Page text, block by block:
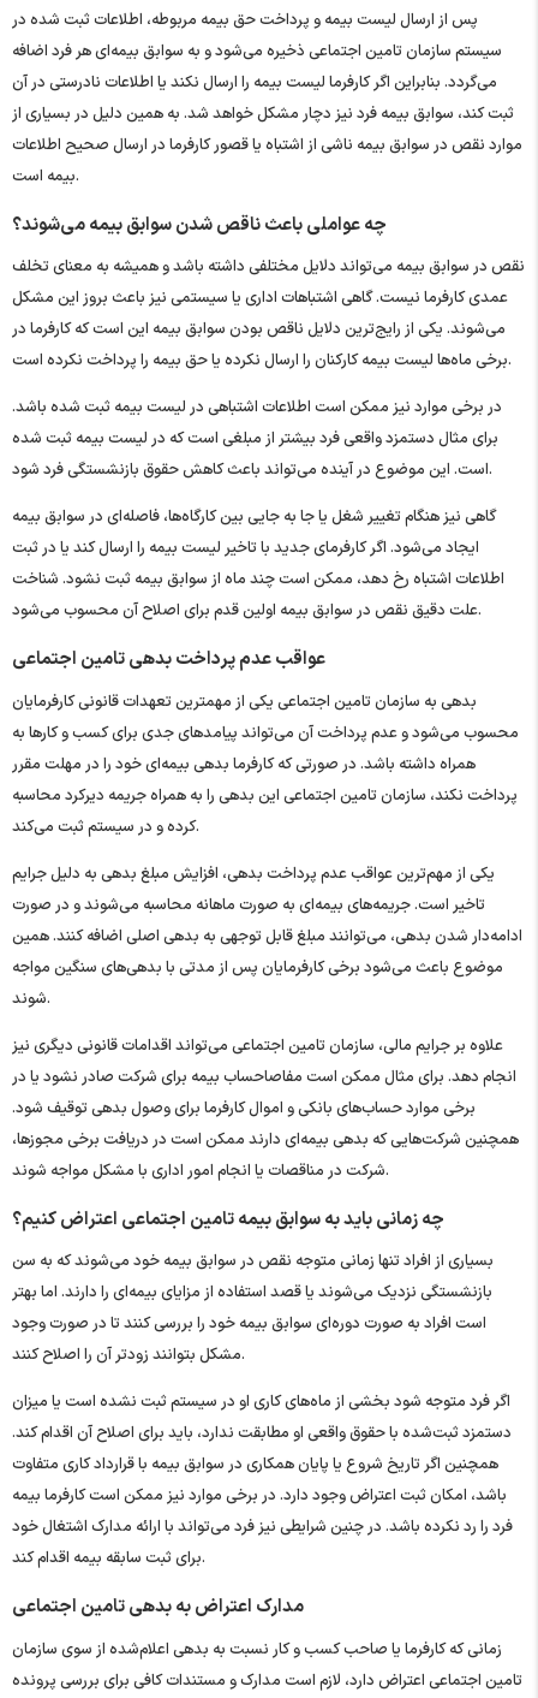
پس از ارسال لیست بیمه و پرداخت حق بیمه مربوطه، اطلاعات ثبت‌ شده در
سیستم سازمان تامین اجتماعی ذخیره می‌شود و به سوابق بیمه‌ای هر فرد اضافه
می‌گردد. بنابراین اگر کارفرما لیست بیمه را ارسال نکند یا اطلاعات نادرستی در آن
ثبت کند، سوابق بیمه فرد نیز دچار مشکل خواهد شد. به همین دلیل در بسیاری از
موارد نقص در سوابق بیمه ناشی از اشتباه یا قصور کارفرما در ارسال صحیح اطلاعات
بیمه است.
چه عواملی باعث ناقص شدن سوابق بیمه می‌شوند؟
نقص در سوابق بیمه می‌تواند دلایل مختلفی داشته باشد و همیشه به معنای تخلف
عمدی کارفرما نیست. گاهی اشتباهات اداری یا سیستمی نیز باعث بروز این مشکل
می‌شوند. یکی از رایج‌ترین دلایل ناقص بودن سوابق بیمه این است که کارفرما در
برخی ماه‌ها لیست بیمه کارکنان را ارسال نکرده یا حق بیمه را پرداخت نکرده است.
در برخی موارد نیز ممکن است اطلاعات اشتباهی در لیست بیمه ثبت شده باشد.
برای مثال دستمزد واقعی فرد بیشتر از مبلغی است که در لیست بیمه ثبت شده
است. این موضوع در آینده می‌تواند باعث کاهش حقوق بازنشستگی فرد شود.
گاهی نیز هنگام تغییر شغل یا جا به ‌جایی بین کارگاه‌ها، فاصله‌ای در سوابق بیمه
ایجاد می‌شود. اگر کارفرمای جدید با تاخیر لیست بیمه را ارسال کند یا در ثبت
اطلاعات اشتباه رخ دهد، ممکن است چند ماه از سوابق بیمه ثبت نشود. شناخت
علت دقیق نقص در سوابق بیمه اولین قدم برای اصلاح آن محسوب می‌شود.
عواقب عدم پرداخت بدهی تامین اجتماعی
بدهی به سازمان تامین اجتماعی یکی از مهمترین تعهدات قانونی کارفرمایان
محسوب می‌شود و عدم پرداخت آن می‌تواند پیامدهای جدی برای کسب ‌و کارها به
همراه داشته باشد. در صورتی که کارفرما بدهی بیمه‌ای خود را در مهلت مقرر
پرداخت نکند، سازمان تامین اجتماعی این بدهی را به همراه جریمه دیرکرد محاسبه
کرده و در سیستم ثبت می‌کند.
یکی از مهم‌ترین عواقب عدم پرداخت بدهی، افزایش مبلغ بدهی به دلیل جرایم
تاخیر است. جریمه‌های بیمه‌ای به صورت ماهانه محاسبه می‌شوند و در صورت
ادامه‌دار شدن بدهی، می‌توانند مبلغ قابل توجهی به بدهی اصلی اضافه کنند. همین
موضوع باعث می‌شود برخی کارفرمایان پس از مدتی با بدهی‌های سنگین مواجه
شوند.
علاوه بر جرایم مالی، سازمان تامین اجتماعی می‌تواند اقدامات قانونی دیگری نیز
انجام دهد. برای مثال ممکن است مفاصاحساب بیمه برای شرکت صادر نشود یا در
برخی موارد حساب‌های بانکی و اموال کارفرما برای وصول بدهی توقیف شود.
همچنین شرکت‌هایی که بدهی بیمه‌ای دارند ممکن است در دریافت برخی مجوزها،
شرکت در مناقصات یا انجام امور اداری با مشکل مواجه شوند.
چه زمانی باید به سوابق بیمه تامین اجتماعی اعتراض کنیم؟
بسیاری از افراد تنها زمانی متوجه نقص در سوابق بیمه خود می‌شوند که به سن
بازنشستگی نزدیک می‌شوند یا قصد استفاده از مزایای بیمه‌ای را دارند. اما بهتر
است افراد به صورت دوره‌ای سوابق بیمه خود را بررسی کنند تا در صورت وجود
مشکل بتوانند زودتر آن را اصلاح کنند.
اگر فرد متوجه شود بخشی از ماه‌های کاری او در سیستم ثبت نشده است یا میزان
دستمزد ثبت‌شده با حقوق واقعی او مطابقت ندارد، باید برای اصلاح آن اقدام کند.
همچنین اگر تاریخ شروع یا پایان همکاری در سوابق بیمه با قرارداد کاری متفاوت
باشد، امکان ثبت اعتراض وجود دارد. در برخی موارد نیز ممکن است کارفرما بیمه
فرد را رد نکرده باشد. در چنین شرایطی نیز فرد می‌تواند با ارائه مدارک اشتغال خود
برای ثبت سابقه بیمه اقدام کند.
مدارک اعتراض به بدهی تامین اجتماعی
زمانی که کارفرما یا صاحب کسب‌ و کار نسبت به بدهی اعلام‌شده از سوی سازمان
تامین اجتماعی اعتراض دارد، لازم است مدارک و مستندات کافی برای بررسی پرونده